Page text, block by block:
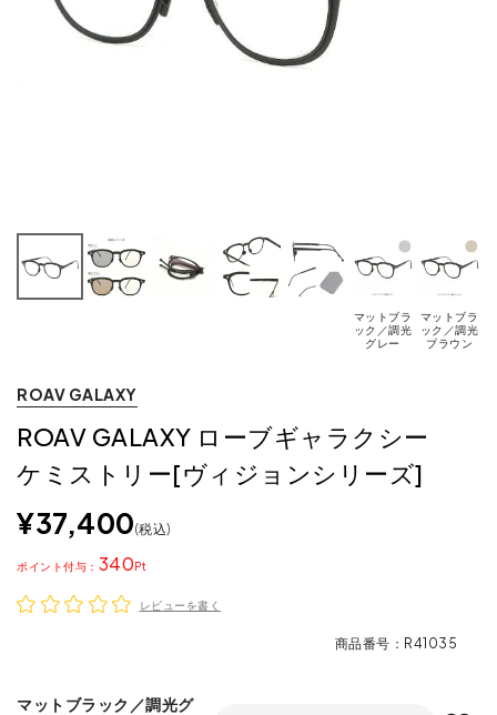
マットブラ
ック／調光
グレー
マットブラ
ック／調光
ブラウン
ROAV GALAXY
ROAV GALAXY ローブギャラクシー
ケミストリー[ヴィジョンシリーズ]
¥37,400 税込
340
ポイント
レビューを書く
商品番号 R41035
マットブラック／調光グ